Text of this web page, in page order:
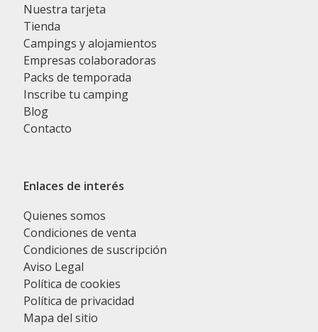
Nuestra tarjeta
Tienda
Campings y alojamientos
Empresas colaboradoras
Packs de temporada
Inscribe tu camping
Blog
Contacto
Enlaces de interés
Quienes somos
Condiciones de venta
Condiciones de suscripción
Aviso Legal
Política de cookies
Política de privacidad
Mapa del sitio